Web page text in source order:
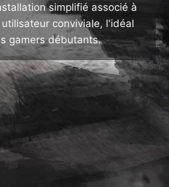
simplifié associé à
conviviale, l'idéal
gamers débutants.